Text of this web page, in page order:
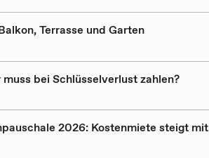
Terrasse und Garten
bei Schlüsselverlust zahlen?
2026: Kostenmiete steigt mit